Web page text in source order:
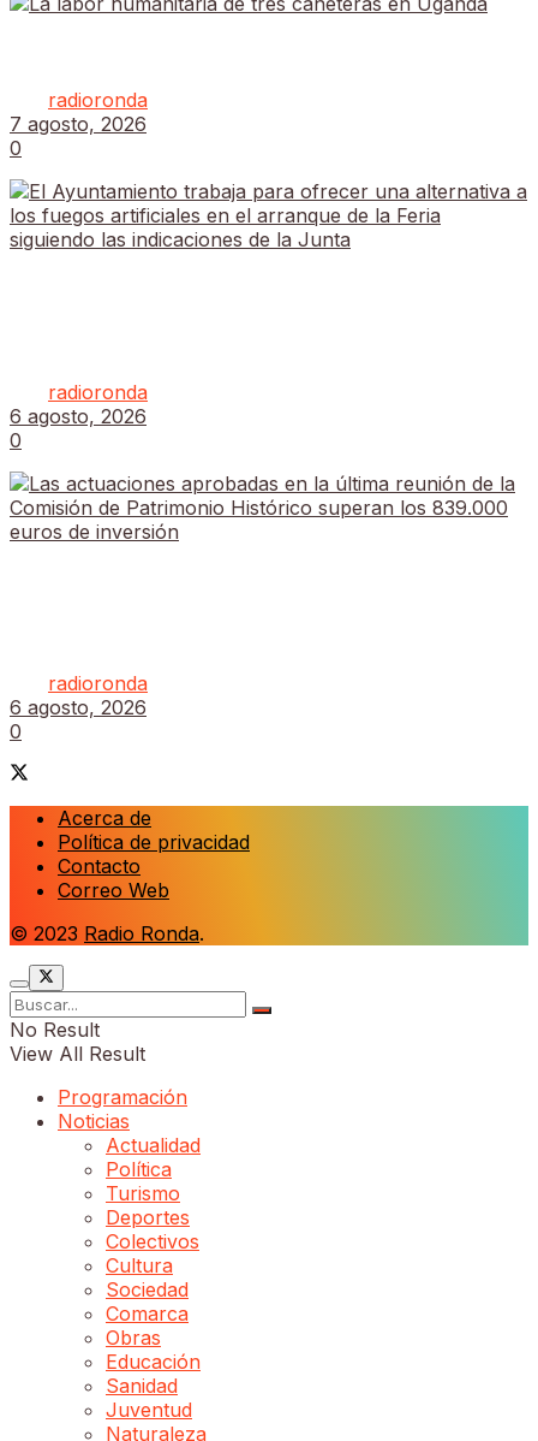
radioronda
7 agosto, 2026
0
radioronda
6 agosto, 2026
0
radioronda
6 agosto, 2026
0
Acerca de
Política de privacidad
Contacto
Correo Web
© 2023 Radio Ronda.
No Result
View All Result
Programación
Noticias
Actualidad
Política
Turismo
Deportes
Colectivos
Cultura
Sociedad
Comarca
Obras
Educación
Sanidad
Juventud
Naturaleza